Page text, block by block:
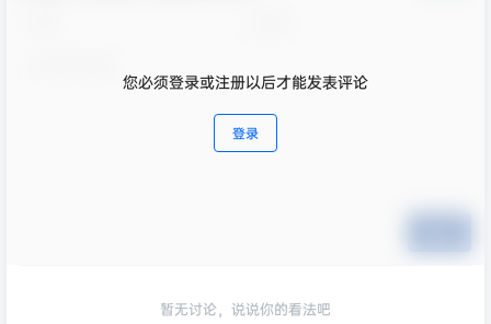
您必须登录或注册以后才能发表评论
登录
暂无讨论，说说你的看法吧